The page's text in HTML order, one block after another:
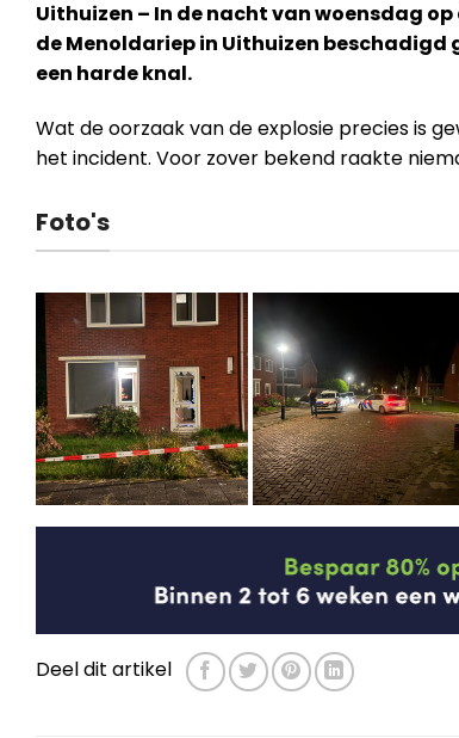
Uithuizen – In de nacht van woensdag
de Menoldariep in Uithuizen beschadigd
een harde knal.
Wat de oorzaak van de explosie precies is
het incident. Voor zover bekend raakte
Foto's
Deel dit artikel